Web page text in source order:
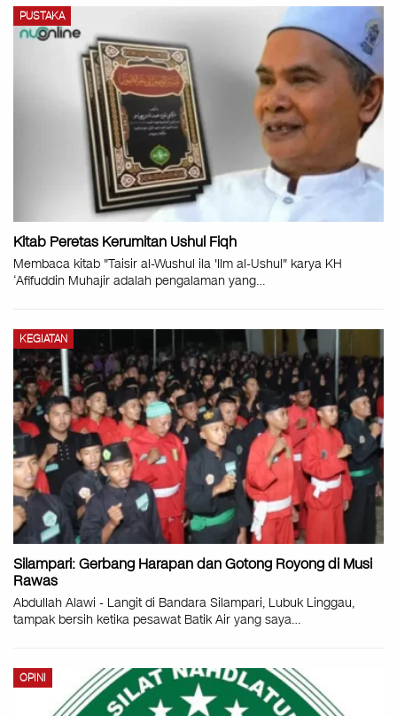
PUSTAKA
Kitab Peretas Kerumitan Ushul Fiqh
Membaca kitab "Taisir al-Wushul ila 'Ilm al-Ushul" karya KH
‘Afifuddin Muhajir adalah pengalaman yang…
KEGIATAN
Silampari: Gerbang Harapan dan Gotong Royong di Musi
Rawas
Abdullah Alawi - Langit di Bandara Silampari, Lubuk Linggau,
tampak bersih ketika pesawat Batik Air yang saya…
OPINI